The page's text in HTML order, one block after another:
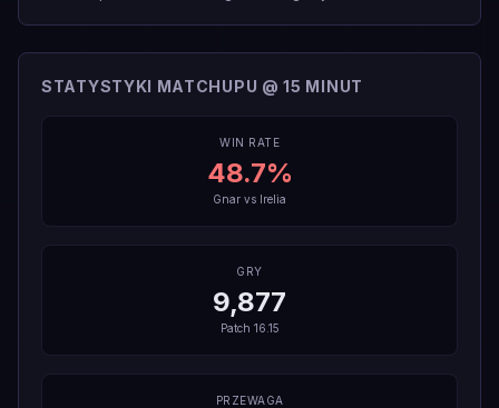
STATYSTYKI MATCHUPU @ 15 MINUT
WIN RATE
48.7%
Gnar vs Irelia
GRY
9,877
Patch 16.15
PRZEWAGA